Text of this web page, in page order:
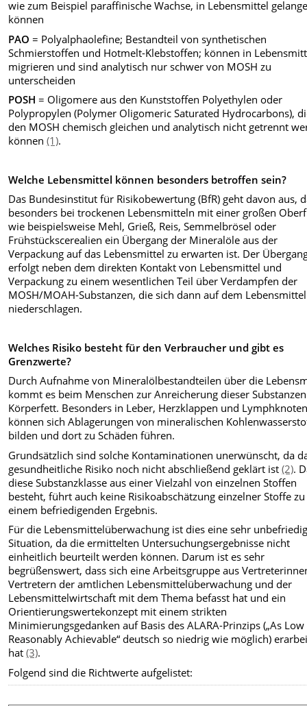
wie zum Beispiel paraffinische Wachse, in Lebensmittel
können
PAO = Polyalphaolefine; Bestandteil von synthetischen
Schmierstoffen und Hotmelt-Klebstoffen; können in
migrieren und sind analytisch nur schwer von MOSH zu
unterscheiden
POSH = Oligomere aus den Kunststoffen Polyethylen oder
Polypropylen (Polymer Oligomeric Saturated Hydrocarbons),
den MOSH chemisch gleichen und analytisch nicht getrennt
können(1).
Welche Lebensmittel können besonders betroffen sein?
Das Bundesinstitut für Risikobewertung (BfR) geht davon aus,
besonders bei trockenen Lebensmitteln mit einer großen
wie beispielsweise Mehl, Grieß, Reis, Semmelbrösel oder
Frühstückscerealien ein Übergang der Mineralöle aus der
Verpackung auf das Lebensmittel zu erwarten ist. Der
erfolgt neben dem direkten Kontakt von Lebensmittel und
Verpackung zu einem wesentlichen Teil über Verdampfen der
MOSH/MOAH-Substanzen, die sich dann auf dem Lebensmittel
niederschlagen.
Welches Risiko besteht für den Verbraucher und gibt es
Grenzwerte?
Durch Aufnahme von Mineralölbestandteilen über die
kommt es beim Menschen zur Anreicherung dieser
Körperfett. Besonders in Leber, Herzklappen und
können sich Ablagerungen von mineralischen
bilden und dort zu Schäden führen.
Grundsätzlich sind solche Kontaminationen unerwünscht, da
gesundheitliche Risiko noch nicht abschließend geklärt ist(2).
diese Substanzklasse aus einer Vielzahl von einzelnen Stoffen
besteht, führt auch keine Risikoabschätzung einzelner Stoffe zu
einem befriedigenden Ergebnis.
Für die Lebensmittelüberwachung ist dies eine sehr
Situation, da die ermittelten Untersuchungsergebnisse nicht
einheitlich beurteilt werden können. Darum ist es sehr
begrüßenswert, dass sich eine Arbeitsgruppe aus
Vertretern der amtlichen Lebensmittelüberwachung und der
Lebensmittelwirtschaft mit dem Thema befasst hat und ein
Orientierungswertekonzept mit einem strikten
Minimierungsgedanken auf Basis des ALARA-Prinzips („As Low
Reasonably Achievable“ deutsch so niedrig wie möglich)
hat(3).
Folgend sind die Richtwerte aufgelistet: